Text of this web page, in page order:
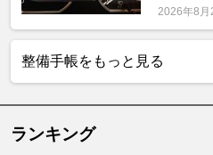
2026年8月
整備手帳をもっと見る
ランキング